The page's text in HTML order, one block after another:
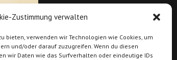
Zustimmung verwalten
bieten, verwenden wir Technologien wie Cookies, um
und/oder darauf zuzugreifen. Wenn du diesen
wir Daten wie das Surfverhalten oder eindeutige IDs